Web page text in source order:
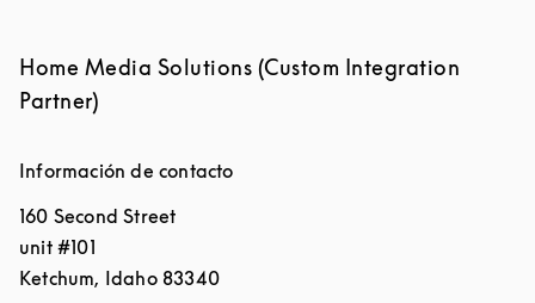
Home Media Solutions (Custom Integration
Partner)
Información de contacto
160 Second Street
unit #101
Ketchum, Idaho 83340